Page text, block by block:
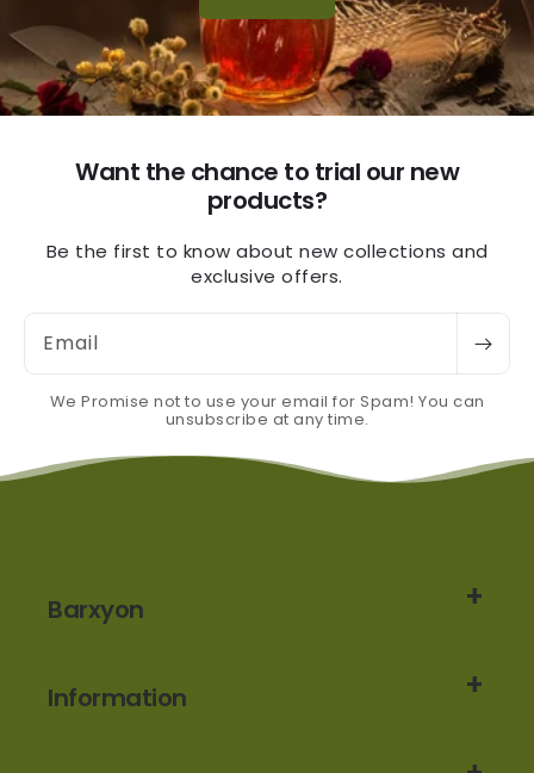
Want the chance to trial our new
products?
Be the first to know about new collections and
exclusive offers.
Email
We Promise not to use your email for Spam! You can
unsubscribe at any time.
Barxyon
Information